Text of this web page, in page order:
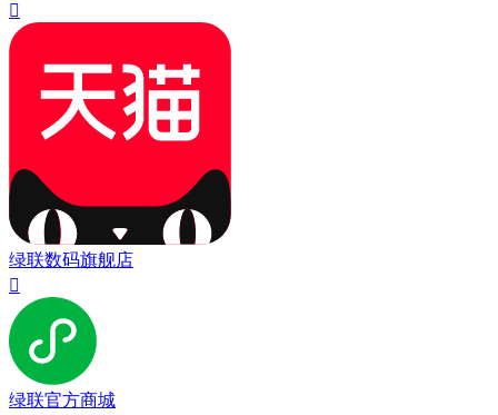

绿联数码旗舰店

绿联官方商城